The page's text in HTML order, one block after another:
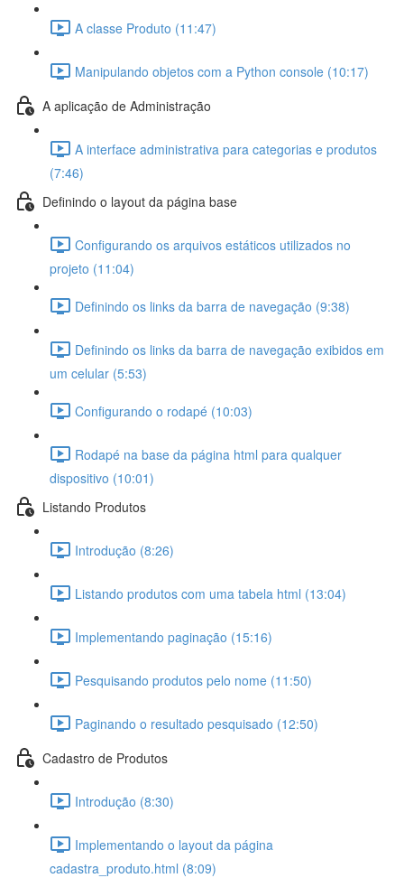
A classe Produto (11:47)
Manipulando objetos com a Python console (10:17)
A aplicação de Administração
A interface administrativa para categorias e produtos
(7:46)
Definindo o layout da página base
Configurando os arquivos estáticos utilizados no
projeto (11:04)
Definindo os links da barra de navegação (9:38)
Definindo os links da barra de navegação exibidos em
um celular (5:53)
Configurando o rodapé (10:03)
Rodapé na base da página html para qualquer
dispositivo (10:01)
Listando Produtos
Introdução (8:26)
Listando produtos com uma tabela html (13:04)
Implementando paginação (15:16)
Pesquisando produtos pelo nome (11:50)
Paginando o resultado pesquisado (12:50)
Cadastro de Produtos
Introdução (8:30)
Implementando o layout da página
cadastra_produto.html (8:09)